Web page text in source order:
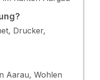
Drucker,
Aarau, Wohlen